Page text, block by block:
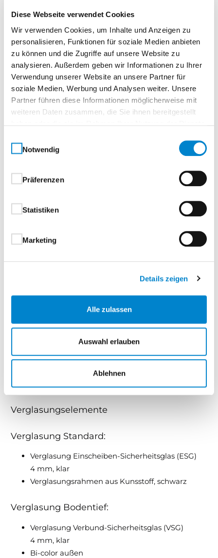
Diese Webseite verwendet Cookies
Wir verwenden Cookies, um Inhalte und Anzeigen zu
personalisieren, Funktionen für soziale Medien anbieten
zu können und die Zugriffe auf unsere Website zu
analysieren. Außerdem geben wir Informationen zu Ihrer
Verwendung unserer Website an unsere Partner für
soziale Medien, Werbung und Analysen weiter. Unsere
Partner führen diese Informationen möglicherweise mit
weiteren Daten zusammen, die Sie ihnen bereitgestellt
Notwendig
Präferenzen
Statistiken
Marketing
Details zeigen
Alle zulassen
Auswahl erlauben
Ablehnen
Ausführung mit beidseitiger hochwertiger Coil-
Coating-Beschichtung
außen hochwertige Struktur
Polyamidbeschichtung:
Standardfarben, in Anlehnung an RAL-
RAL 9007 Graualuminium
innen hochwertige Polyesterbeschichtung
Beschläge und Schließmittel
Tür-bzw. Gangflügel mit Einsteckschloss PZ-
Edelstahl-Drückergarnitur gebürstet, PZ-
Kleiderhaken und Lackstift
zusätzlich für Flachdach: zwei Regenfallrohre
Optionale Ausführungen
Verglasungselemente
Verglasung Standard:
Verglasung Einscheiben-Sicherheitsglas (ESG)
4 mm, klar
Verglasungsrahmen aus Kunsstoff, schwarz
Verglasung Bodentief:
Verglasung Verbund-Sicherheitsglas (VSG)
4 mm, klar
Bi-color außen